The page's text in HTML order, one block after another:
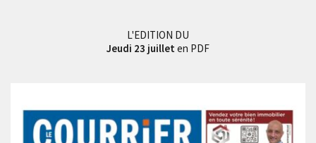
L'EDITION DU
Jeudi 23 juillet en PDF